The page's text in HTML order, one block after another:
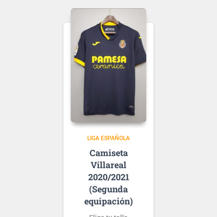
Puedes elegir
nombre y número
para tu camiseta, bien
personalizado o bien de
algún jugador, lo que
escribas será lo que
grabemos en tu
Ten en cuenta que si aún
de …
LIGA ESPAÑOLA
Villareal
2020/2021
(Segunda
equipación)